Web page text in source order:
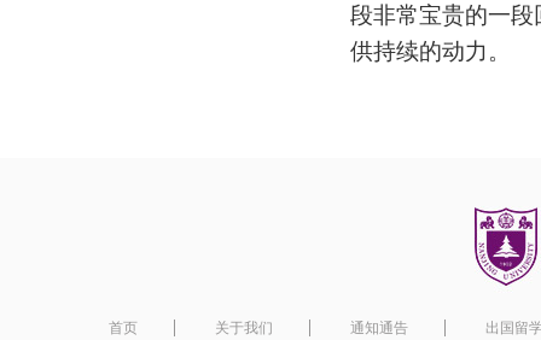
段非常宝贵的一
供持续的动力。
首页 关于我们 通知通告 出国留